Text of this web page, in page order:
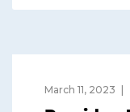
March 11, 2023